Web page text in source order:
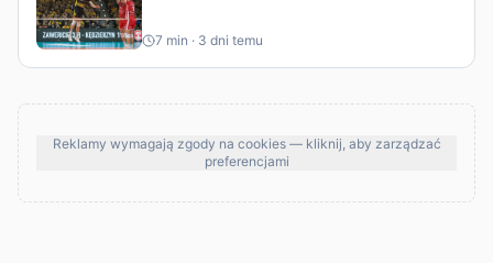
7 min · 3 dni temu
Reklamy wymagają zgody na cookies — kliknij, aby zarządzać
preferencjami